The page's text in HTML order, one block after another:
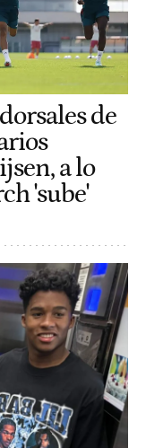
de
a lo
'sube'